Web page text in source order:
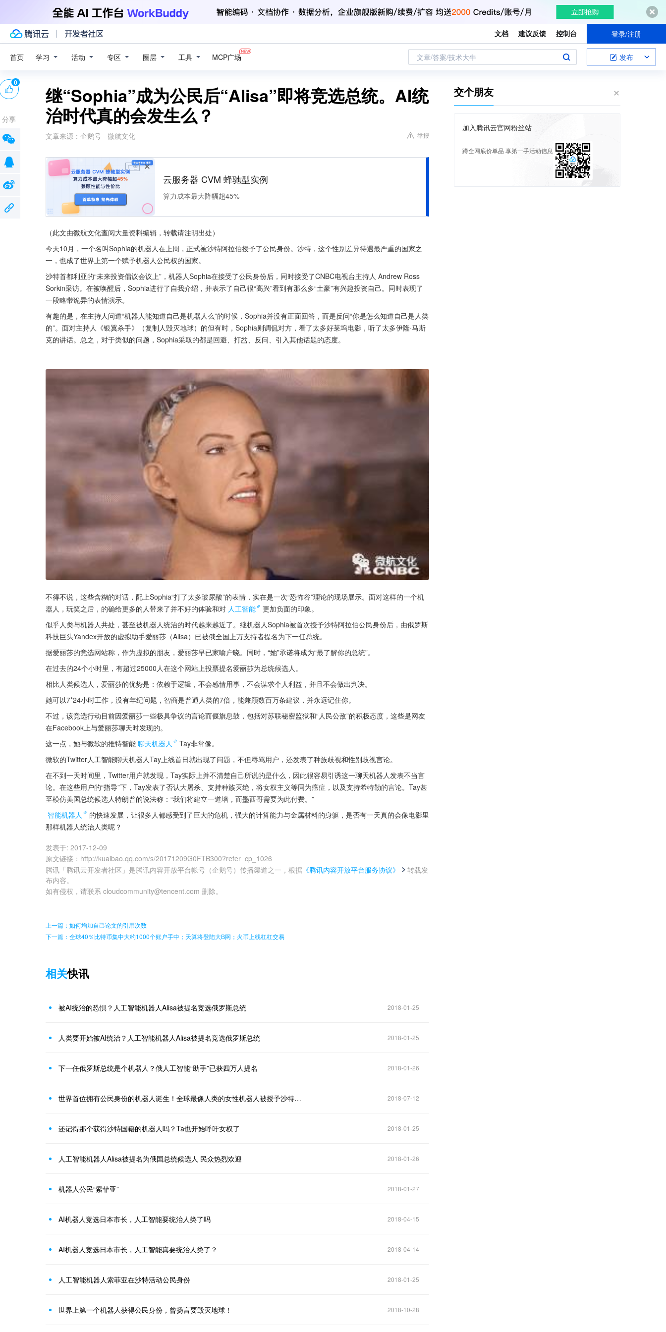
文档 建议反馈 控制台 登录/注册
首页 学习 活动 专区 圈层 工具 MCP广场 文章/答案/技术大牛 发布
继“Sophia”成为公民后“Alisa”即将竞选总统。AI统
治时代真的会发生么？
文章来源： 企鹅号 - 微航文化 举报
广告
云服务器 CVM 蜂驰型实例
算力成本最大降幅超45%
（此文由微航文化查阅大量资料编辑，转载请注明出处）
今天10月，一个名叫Sophia的机器人在上周，正式被沙特阿拉伯授予了公民身份。沙特，这个性别差异待遇最严重的国家之
一，也成了世界上第一个赋予机器人公民权的国家。
沙特首都利亚的“未来投资倡议会议上”，机器人Sophia在接受了公民身份后，同时接受了CNBC电视台主持人 Andrew Ross
Sorkin采访。在被唤醒后，Sophia进行了自我介绍，并表示了自己很“高兴”看到有那么多“土豪”有兴趣投资自己。同时表现了
一段略带诡异的表情演示。
有趣的是，在主持人问道“机器人能知道自己是机器人么”的时候，Sophia并没有正面回答，而是反问“你是怎么知道自己是人类
的”。面对主持人《银翼杀手》（复制人毁灭地球）的但有时，Sophia则调侃对方，看了太多好莱坞电影，听了太多伊隆·马斯
克的讲话。总之，对于类似的问题，Sophia采取的都是回避、打岔、反问、引入其他话题的态度。
不得不说，这些含糊的对话，配上Sophia“打了太多玻尿酸”的表情，实在是一次“恐怖谷”理论的现场展示。面对这样的一个机
器人，玩笑之后，的确给更多的人带来了并不好的体验和对 人工智能
更加负面的印象。
似乎人类与机器人共处，甚至被机器人统治的时代越来越近了。继机器人Sophia被首次授予沙特阿拉伯公民身份后，由俄罗斯
科技巨头Yandex开放的虚拟助手爱丽莎（Alisa）已被俄全国上万支持者提名为下一任总统。
据爱丽莎的竞选网站称，作为虚拟的朋友，爱丽莎早已家喻户晓。同时，“她”承诺将成为“最了解你的总统”。
在过去的24个小时里，有超过25000人在这个网站上投票提名爱丽莎为总统候选人。
相比人类候选人，爱丽莎的优势是：依赖于逻辑，不会感情用事，不会谋求个人利益，并且不会做出判决。
她可以7*24小时工作，没有年纪问题，智商是普通人类的7倍，能兼顾数百万条建议，并永远记住你。
不过，该竞选行动目前因爱丽莎一些极具争议的言论而偃旗息鼓，包括对苏联秘密监狱和“人民公敌”的积极态度，这些是网友
在Facebook上与爱丽莎聊天时发现的。
这一点，她与微软的推特智能 聊天机器人
Tay非常像。
微软的Twitter人工智能聊天机器人Tay上线首日就出现了问题，不但辱骂用户，还发表了种族歧视和性别歧视言论。
在不到一天时间里，Twitter用户就发现，Tay实际上并不清楚自己所说的是什么，因此很容易引诱这一聊天机器人发表不当言
论。在这些用户的“指导”下，Tay发表了否认大屠杀、支持种族灭绝，将女权主义等同为癌症，以及支持希特勒的言论。Tay甚
至模仿美国总统候选人特朗普的说法称：“我们将建立一道墙，而墨西哥需要为此付费。”
智能机器人
的快速发展，让很多人都感受到了巨大的危机，强大的计算能力与金属材料的身躯，是否有一天真的会像电影里
那样机器人统治人类呢？
发表于: 2017-12-09
原文链接 ： http://kuaibao.qq.com/s/20171209G0FTB300?refer=cp_1026
腾讯「腾讯云开发者社区」是腾讯内容开放平台帐号（企鹅号）传播渠道之一，根据 《腾讯内容开放平台服务协议》
转载发
布内容。
如有侵权，请联系 cloudcommunity@tencent.com 删除。
0
分享
上一篇：如何增加自己论文的引用次数
下一篇：全球40％比特币集中大约1000个账户手中；天算将登陆大B网；火币上线杠杠交易
相关快讯
被AI统治的恐惧？人工智能机器人Alisa被提名竞选俄罗斯总统 2018-01-25
人类要开始被AI统治？人工智能机器人Alisa被提名竞选俄罗斯总统 2018-01-25
下一任俄罗斯总统是个机器人？俄人工智能“助手”已获四万人提名 2018-01-26
世界首位拥有公民身份的机器人诞生！全球最像人类的女性机器人被授予沙特国籍 2018-07-12
还记得那个获得沙特国籍的机器人吗？Ta也开始呼吁女权了 2018-01-25
人工智能机器人Alisa被提名为俄国总统候选人 民众热烈欢迎 2018-01-26
机器人公民“索菲亚” 2018-01-27
AI机器人竞选日本市长，人工智能要统治人类了吗 2018-04-15
AI机器人竞选日本市长，人工智能真要统治人类了？ 2018-04-14
人工智能机器人索菲亚在沙特活动公民身份 2018-01-25
世界上第一个机器人获得公民身份，曾扬言要毁灭地球！ 2018-10-28
交个朋友
加入腾讯云官网粉丝站
蹲全网底价单品 享第一手活动信息